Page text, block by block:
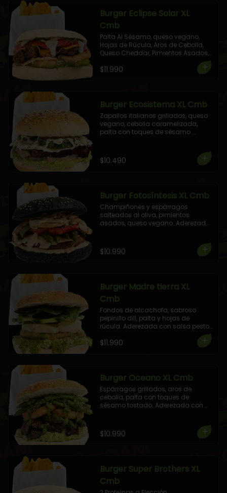
Burger Eclipse Solar XL
Cmb
Palta Al Sésamo, queso vegano,
Hojas de Rúcula, Aros de Cebolla,
Queso Cheddar, Pimientos Asados,
aderezada con salsa de Cilantro
Albahaca.
$11.990
Burger Ecosistema XL Cmb
Zapallos italianos grillados, queso
vegano, cebolla caramelizada,
palta con toques de sésamo
+ 1 Elige tu Combo!
$10.490
Burger Fotosíntesis XL Cmb
Champiñones y espárragos
salteados al oliva, pimientos
asados, queso vegano. Aderezada
+ 1 Elige tu Combo!
$10.990
Burger Madre tierra XL
Cmb
Fondos de alcachofa, sabroso
pepinillo dill, palta y hojas de
rúcula. Aderezada con salsa pesto.
$11.990
Burger Oceano XL Cmb
Espárragos grillados, aros de
cebolla, palta con toques de
sésamo tostado. Aderezada con
$10.990
Burger Super Brothers XL
Cmb